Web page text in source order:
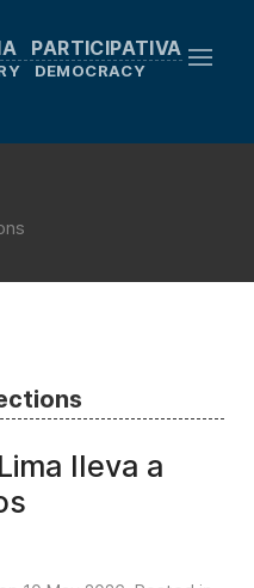
PARTICIPATIVA
DEMOCRACY
lleva a